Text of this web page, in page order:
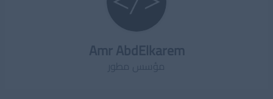
Amr AbdElkarem